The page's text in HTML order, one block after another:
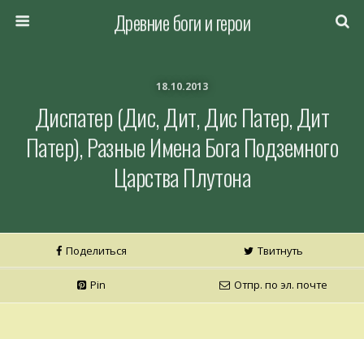
Древние боги и герои
18.10.2013
Диспатер (Дис, Дит, Дис Патер, Дит
Патер), Разные Имена Бога Подземного
Царства Плутона
Поделиться Твитнуть
Pin Отпр. по эл. почте